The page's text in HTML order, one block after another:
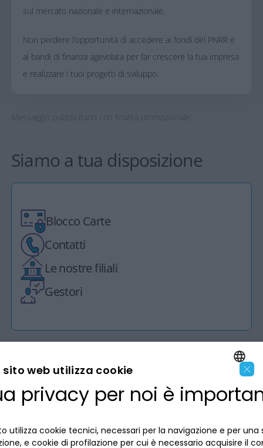
sul mercato nazionale e internazionale.​
​Non perdere l’opportunità di accedere ai fondi del PNRR e
ai bandi di finanza agevolata per far crescere la tua impresa
e realizzare i tuoi progetti di sviluppo.
Messaggio pubblicitario con finalità promozionale.
Siamo a tua disposizione
Blocco Carte
Contatti
Le nostre filiali
Gestori
LA BANCA
INFORMAZIONI PER IL CLIENTE
ENGLISH
×
sito web utilizza cookie
privacy per noi è
utilizza cookie tecnici, necessari per la navigazione e per una
e cookie di profilazione per cui è necessario acquisire il